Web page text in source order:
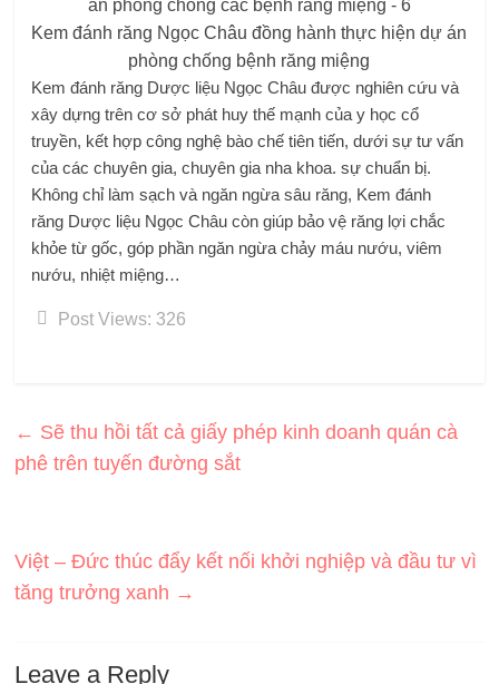
Kem đánh răng Ngọc Châu đồng hành thực hiện dự án
phòng chống bệnh răng miệng
Kem đánh răng Dược liệu Ngọc Châu được nghiên cứu và
xây dựng trên cơ sở phát huy thế mạnh của y học cổ
truyền, kết hợp công nghệ bào chế tiên tiến, dưới sự tư vấn
của các chuyên gia, chuyên gia nha khoa. sự chuẩn bị.
Không chỉ làm sạch và ngăn ngừa sâu răng, Kem đánh
răng Dược liệu Ngọc Châu còn giúp bảo vệ răng lợi chắc
khỏe từ gốc, góp phần ngăn ngừa chảy máu nướu, viêm
nướu, nhiệt miệng…
Post Views: 326
← Sẽ thu hồi tất cả giấy phép kinh doanh quán cà
phê trên tuyến đường sắt
Việt – Đức thúc đẩy kết nối khởi nghiệp và đầu tư vì
tăng trưởng xanh →
Leave a Reply